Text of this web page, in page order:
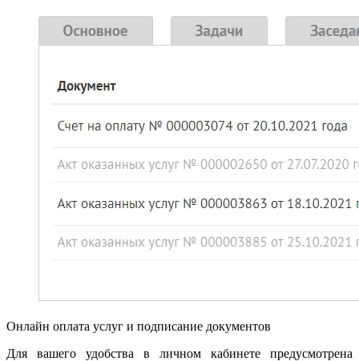
Онлайн оплата услуг и подписание документов
Для вашего удобства в личном кабинете предусмотрена